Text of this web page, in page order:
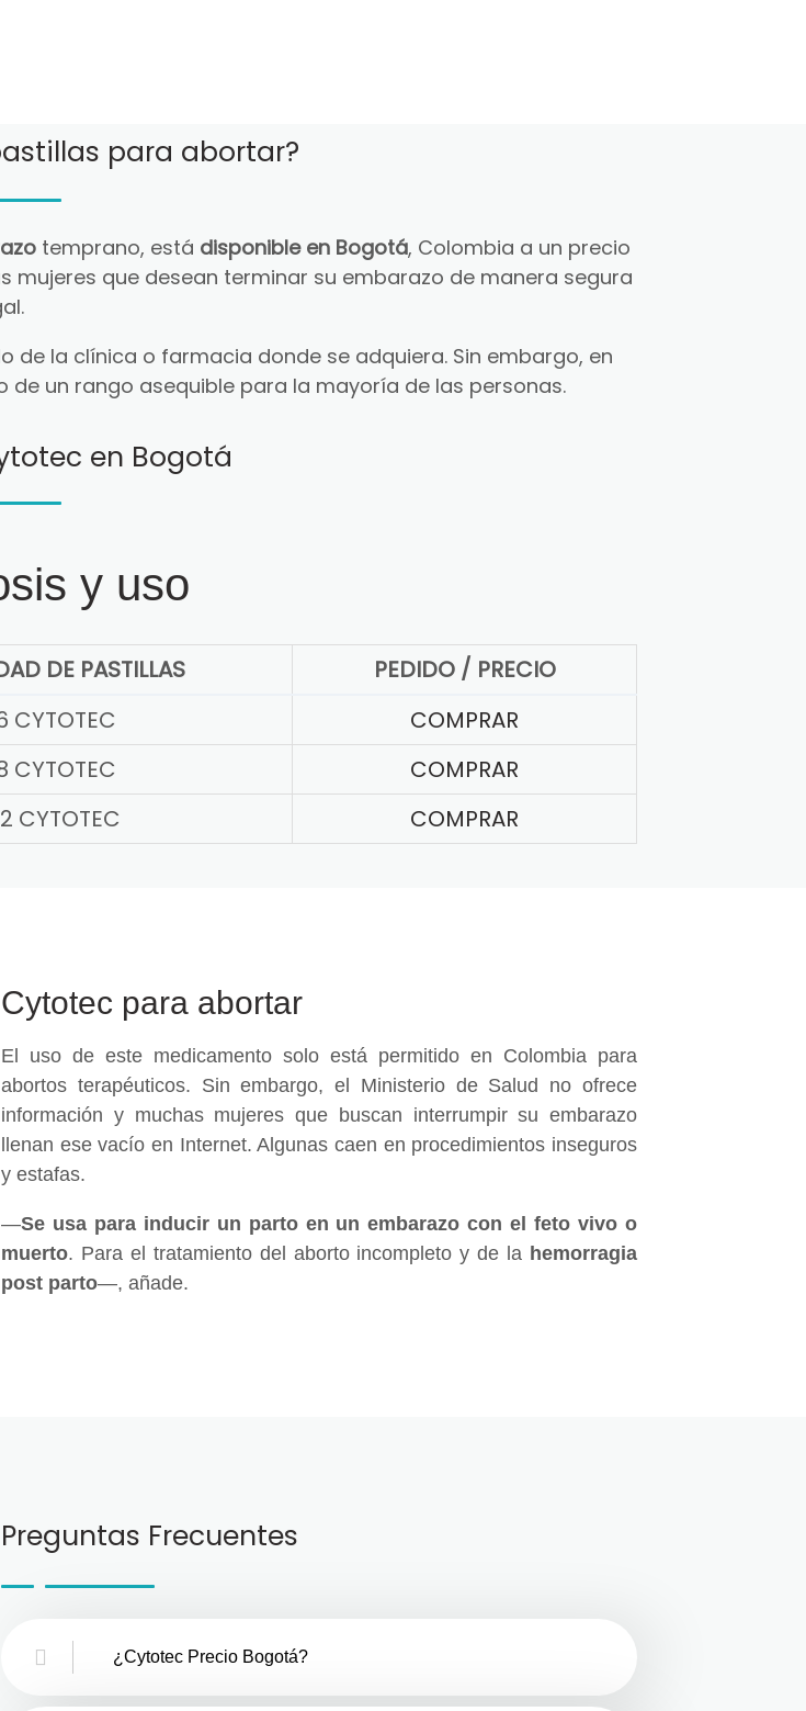
para abortar?
temprano, está disponible en Bogotá, Colombia a un precio
que desean terminar su embarazo de manera segura
de la clínica o farmacia donde se adquiera. Sin embargo, en
un rango asequible para la mayoría de las personas.
en Bogotá
y uso
DE PASTILLAS
PEDIDO / PRECIO
CYTOTEC
COMPRAR
CYTOTEC
COMPRAR
CYTOTEC COMPRAR
Cytotec para abortar
El uso de este medicamento solo está permitido en Colombia para
abortos terapéuticos. Sin embargo, el Ministerio de Salud no ofrece
información y muchas mujeres que buscan interrumpir su embarazo
llenan ese vacío en Internet. Algunas caen en procedimientos inseguros
y estafas.
—Se usa para inducir un parto en un embarazo con el feto vivo o
muerto. Para el tratamiento del aborto incompleto y de la hemorragia
post parto—, añade.
Preguntas Frecuentes
¿Cytotec Precio Bogotá?